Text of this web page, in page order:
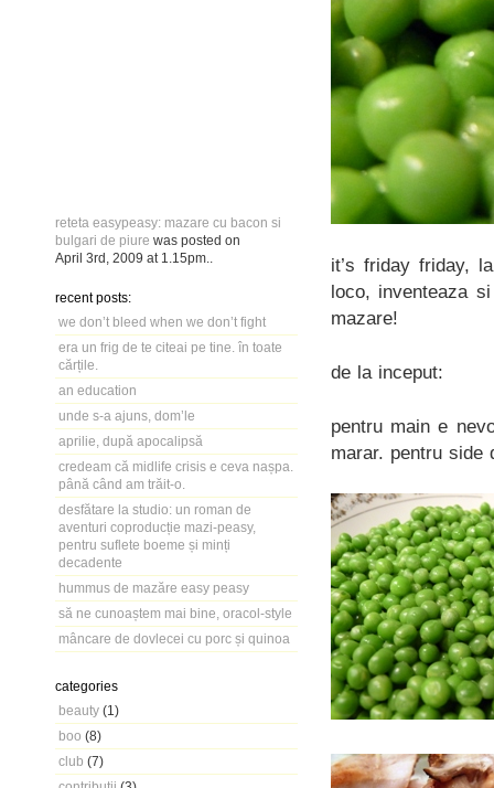
reteta easypeasy: mazare cu bacon si
bulgari de piure was posted on
April 3rd, 2009 at 1.15pm
recent posts:
we don’t bleed when we don’t fight
era un frig de te citeai pe tine. în toate
cărțile.
an education
unde s-a ajuns, dom’le
aprilie, după apocalipsă
credeam că midlife crisis e ceva nașpa.
până când am trăit-o.
desfătare la studio: un roman de
aventuri coproducție mazi-peasy,
pentru suflete boeme și minți
decadente
hummus de mazăre easy peasy
să ne cunoaștem mai bine, oracol-style
mâncare de dovlecei cu porc și quinoa
categories
beauty (1)
boo (8)
club (7)
it’s friday friday,
loco, inventeaza
mazare!
de la inceput:
pentru main e
marar. pentru